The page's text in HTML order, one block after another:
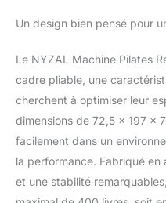
Un design bien pensé pour
Le NYZAL Machine Pilates
cadre pliable, une
cherchent à optimiser leur
dimensions de 72,5 x 197 x
facilement dans un
la performance. Fabriqué en
et une stabilité